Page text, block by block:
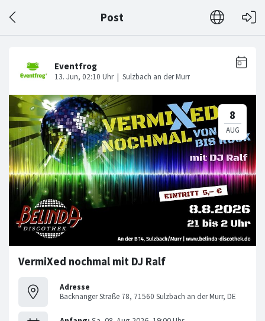
Post
VermiXed nochmal mit DJ Ralf
Adresse
Backnanger Straße 78, 71560 Sulzbach an der Murr, DE